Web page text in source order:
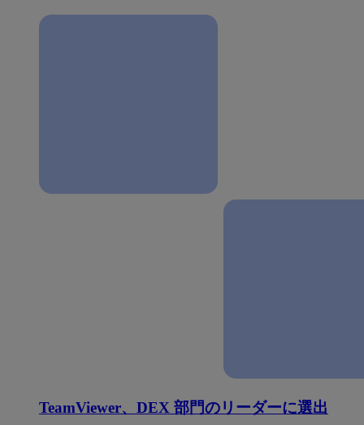
TeamViewer、DEX 部門のリーダーに選出